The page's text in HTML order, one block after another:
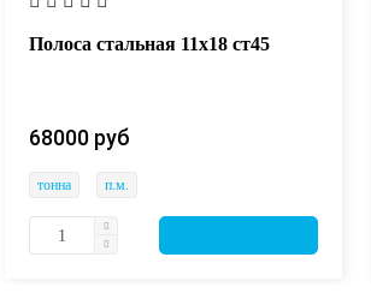
Полоса стальная 11х18 ст45
68000 руб
тонна п.м.